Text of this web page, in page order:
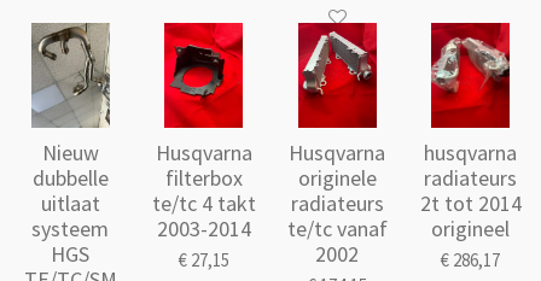
Nieuw
dubbelle
uitlaat
systeem
HGS
Husqvarna
filterbox
te/tc 4 takt
2003-2014
€ 27,15
Husqvarna
originele
radiateurs
te/tc vanaf
2002
husqvarna
radiateurs
2t tot 2014
origineel
€ 286,17